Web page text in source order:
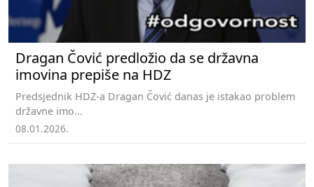
Dragan Čović predložio da se državna
imovina prepiše na HDZ
Predsjednik HDZ-a Dragan Čović danas je istakao problem
državne imo...
08.01.2026.